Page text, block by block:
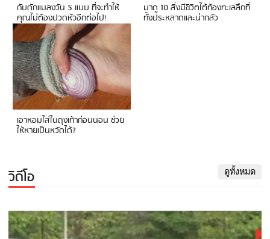
กับดักแมลงวัน 5 แบบ ที่จะทำให้
คุณไม่ต้องปวดหัวอีกต่อไป!
มาดู 10 สิ่งมีชีวิตใต้ท้องทะเลลึกที่
ทั้งประหลาดและน่ากลัว
เอาหอมใส่ในถุงเท้าก่อนนอน ช่วย
ให้หายเป็นหวัดได้?
วิดีโอ ดูทั้งหมด